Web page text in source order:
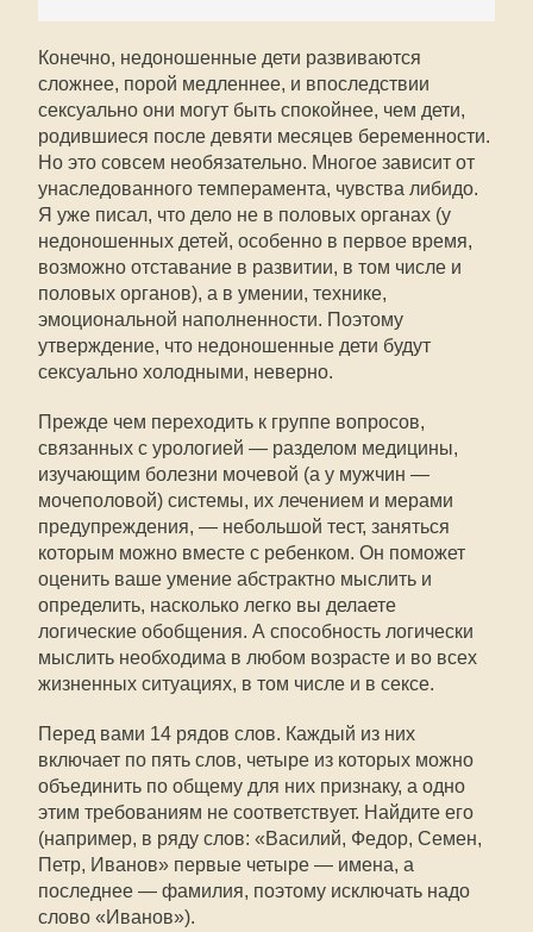
Конечно, недоношенные дети развиваются
сложнее, порой медленнее, и впоследствии
сексуально они могут быть спокойнее, чем дети,
родившиеся после девяти месяцев беременности.
Но это совсем необязательно. Многое зависит от
унаследованного темперамента, чувства либидо.
Я уже писал, что дело не в половых органах (у
недоношенных детей, особенно в первое время,
возможно отставание в развитии, в том числе и
половых органов), а в умении, технике,
эмоциональной наполненности. Поэтому
утверждение, что недоношенные дети будут
сексуально холодными, неверно.
Прежде чем переходить к группе вопросов,
связанных с урологией — разделом медицины,
изучающим болезни мочевой (а у мужчин —
мочеполовой) системы, их лечением и мерами
предупреждения, — небольшой тест, заняться
которым можно вместе с ребенком. Он поможет
оценить ваше умение абстрактно мыслить и
определить, насколько легко вы делаете
логические обобщения. А способность логически
мыслить необходима в любом возрасте и во всех
жизненных ситуациях, в том числе и в сексе.
Перед вами 14 рядов слов. Каждый из них
включает по пять слов, четыре из которых можно
объединить по общему для них признаку, а одно
этим требованиям не соответствует. Найдите его
(например, в ряду слов: «Василий, Федор, Семен,
Петр, Иванов» первые четыре — имена, а
последнее — фамилия, поэтому исключать надо
слово «Иванов»).